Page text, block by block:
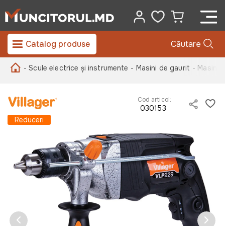
Catalog produse Căutare
- Scule electrice și instrumente - Masini de gaurit - Masina
Cod articol:
030153
Reduceri